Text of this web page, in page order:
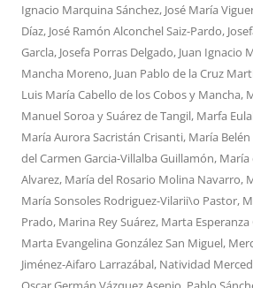
Ignacio Marquina Sánchez, José María
Díaz, José Ramón Alconchel Saiz-Pardo,
Garcla, Josefa Porras Delgado, Juan Ignacio
Mancha Moreno, Juan Pablo de la Cruz
Luis María Cabello de los Cobos y Mancha,
Manuel Soroa y Suárez de Tangil, Marfa
María Aurora Sacristán Crisanti, María
del Carmen Garcia-Villalba Guillamón, María
Alvarez, María del Rosario Molina Navarro,
María Sonsoles Rodriguez-Vilarii\o Pastor,
Prado, Marina Rey Suárez, Marta Esperanza
Marta Evangelina González San Miguel,
Jiménez-Aifaro Larrazábal, Natividad